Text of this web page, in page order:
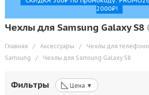
2000₽!
Чехлы для Samsung Galaxy S8
Главная / Аксессуары / Чехлы для
Samsung
/ Чехлы для Samsung Galaxy S8
Фильтры ◺ Цена ▼